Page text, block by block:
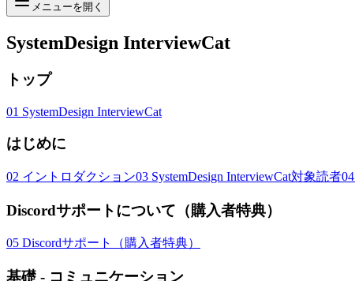
メニューを開く
SystemDesign InterviewCat
トップ
01 SystemDesign InterviewCat
はじめに
02 イントロダクション03 SystemDesign InterviewCat対象読者04
Discordサポートについて（購入者特典）
05 Discordサポート（購入者特典）
基礎 - コミュニケーション